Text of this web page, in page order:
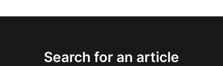
Search for an article